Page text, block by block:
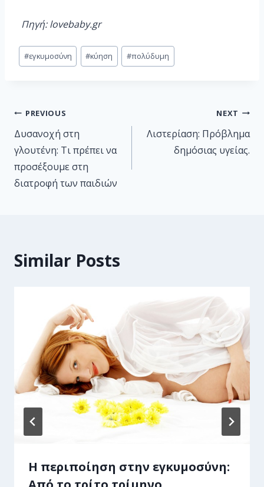
Πηγή: lovebaby.gr
#εγκυμοσύνη #κύηση #πολύδυμη
PREVIOUS
Δυσανοχή στη
γλουτένη: Τι πρέπει να
προσέξουμε στη
διατροφή των παιδιών
NEXT
Λιστερίαση: Πρόβλημα
δημόσιας υγείας.
Similar Posts
Η περιποίηση στην εγκυμοσύνη: